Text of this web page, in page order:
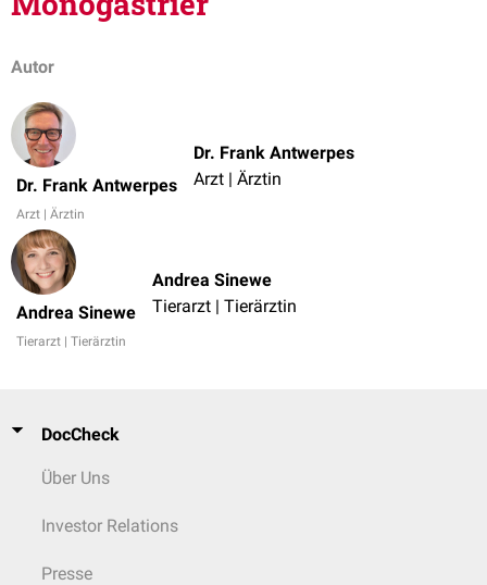
Autor
Dr. Frank Antwerpes
Arzt | Ärztin
Dr. Frank Antwerpes
Arzt | Ärztin
Andrea Sinewe
Tierarzt | Tierärztin
Andrea Sinewe
Tierarzt | Tierärztin
DocCheck
Über Uns
Investor Relations
Presse